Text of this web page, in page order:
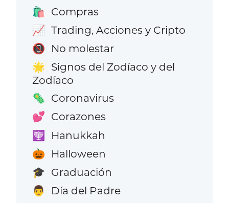
🛍️ Compras
📈 Trading, Acciones y Cripto
📵 No molestar
🌟 Signos del Zodíaco y del
Zodíaco
🦠 Coronavirus
💕 Corazones
🕎 Hanukkah
🎃 Halloween
🎓 Graduación
👨 Día del Padre